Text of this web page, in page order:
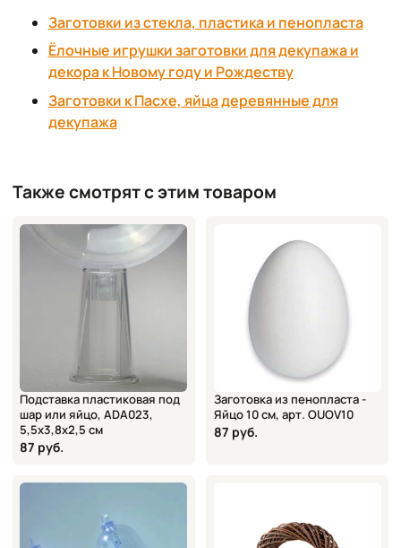
Заготовки из стекла, пластика и пенопласта
Ёлочные игрушки заготовки для декупажа и
декора к Новому году и Рождеству
Заготовки к Пасхе, яйца деревянные для
декупажа
Также смотрят с этим товаром
Подставка пластиковая под
шар или яйцо, ADA023,
5,5х3,8х2,5 см
87 руб.
Заготовка из пенопласта -
Яйцо 10 см, арт. OUOV10
87 руб.